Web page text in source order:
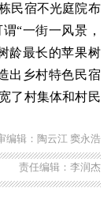
民宿不光庭院布
“一街一风景，
龄最长的苹果树
出乡村特色民宿
了村集体和村民
编辑：陶云江 窦永浩
责任编辑：李润杰